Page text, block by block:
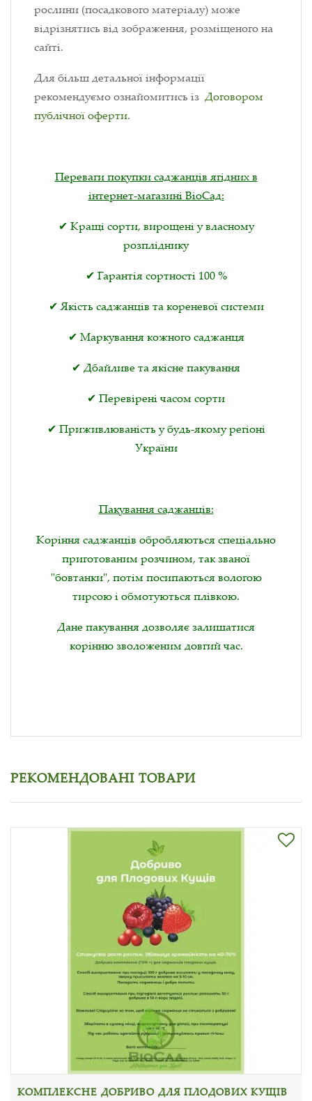
рослини (посадкового матеріалу) може
відрізнятись від зображення, розміщеного на
сайті.
Для більш детальної інформації
рекомендуємо ознайомитись із Договором
публічної оферти.
Переваги покупки саджанців ягідних в
інтернет-магазині ВіоСад:
✔ Кращі сорти, вирощені у власному
розпліднику
✔ Гарантія сортності 100 %
✔ Якість саджанців та кореневої системи
✔ Маркування кожного саджанця
✔ Дбайливе та якісне пакування
✔ Перевірені часом сорти
✔ Приживлюваність у будь-якому регіоні
України
Пакування саджанців:
Коріння саджанців обробляються спеціально
приготованим розчином, так званої
"бовтанки", потім посипаються вологою
тирсою і обмотуються плівкою.
Дане пакування дозволяє залишатися
корінню зволоженим довгий час.
РЕКОМЕНДОВАНІ ТОВАРИ
КОМПЛЕКСНЕ ДОБРИВО ДЛЯ ПЛОДОВИХ КУЩІВ